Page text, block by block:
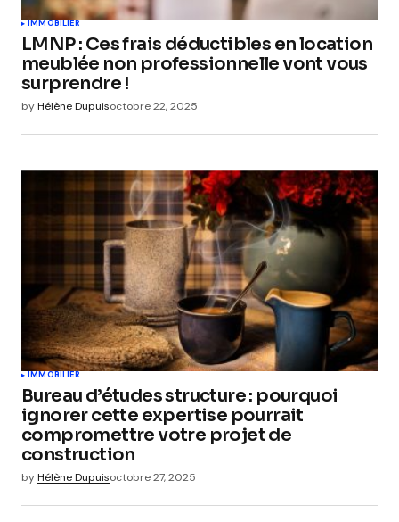
IMMOBILIER
LMNP : Ces frais déductibles en location
meublée non professionnelle vont vous
surprendre !
byHélène Dupuisoctobre 22, 2025
IMMOBILIER
Bureau d’études structure : pourquoi
ignorer cette expertise pourrait
compromettre votre projet de
construction
byHélène Dupuisoctobre 27, 2025